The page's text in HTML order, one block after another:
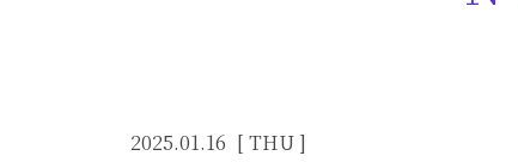
2025.01.16 [ THU ]